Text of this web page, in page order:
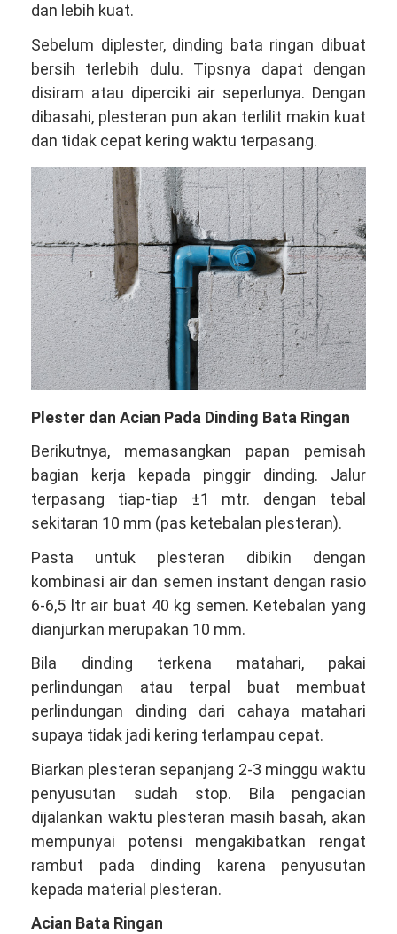
dan lebih kuat.
Sebelum diplester, dinding bata ringan dibuat
bersih terlebih dulu. Tipsnya dapat dengan
disiram atau diperciki air seperlunya. Dengan
dibasahi, plesteran pun akan terlilit makin kuat
dan tidak cepat kering waktu terpasang.
Plester dan Acian Pada Dinding Bata Ringan
Berikutnya, memasangkan papan pemisah
bagian kerja kepada pinggir dinding. Jalur
terpasang tiap-tiap ±1 mtr. dengan tebal
sekitaran 10 mm (pas ketebalan plesteran).
Pasta untuk plesteran dibikin dengan
kombinasi air dan semen instant dengan rasio
6-6,5 ltr air buat 40 kg semen. Ketebalan yang
dianjurkan merupakan 10 mm.
Bila dinding terkena matahari, pakai
perlindungan atau terpal buat membuat
perlindungan dinding dari cahaya matahari
supaya tidak jadi kering terlampau cepat.
Biarkan plesteran sepanjang 2-3 minggu waktu
penyusutan sudah stop. Bila pengacian
dijalankan waktu plesteran masih basah, akan
mempunyai potensi mengakibatkan rengat
rambut pada dinding karena penyusutan
kepada material plesteran.
Acian Bata Ringan